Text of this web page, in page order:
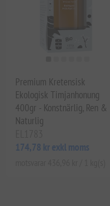
Premium Kretensisk
Ekologisk Timjanhonung
400gr - Konstnärlig, Ren &
Naturlig
174,78 kr exkl moms